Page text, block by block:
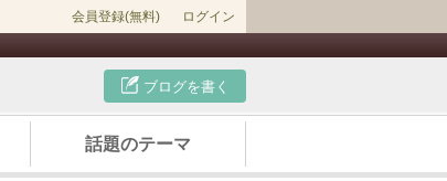
会員登録(無料) ログイン
ブログを書く
話題のテーマ